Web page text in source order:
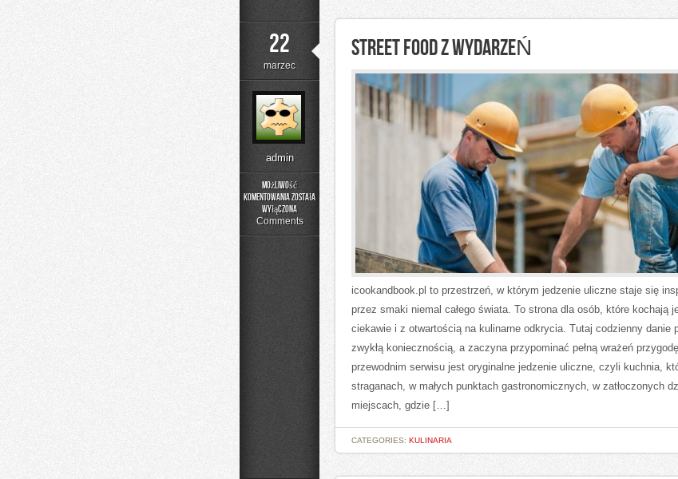
22
marzec
admin
Możliwość
komentowania
z
Wydarzeń
została
wyłączona
Comments
STREET FOOD Z WYDARZEŃ
icookandbook.pl to przestrzeń, w którym jedzenie uliczne staje się
przez smaki niemal całego świata. To strona dla osób, które kochają
ciekawie i z otwartością na kulinarne odkrycia. Tutaj codzienny danie
zwykłą koniecznością, a zaczyna przypominać pełną wrażeń
przewodnim serwisu jest oryginalne jedzenie uliczne, czyli kuchnia,
straganach, w małych punktach gastronomicznych, w zatłoczonych
miejscach, gdzie […]
CATEGORIES: KULINARIA